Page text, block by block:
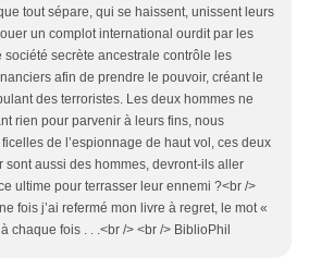
tout sépare, qui se haissent, unissent leurs
un complot international ourdit par les
société secrète ancestrale contrôle les
afin de prendre le pouvoir, créant le
des terroristes. Les deux hommes ne
rien pour parvenir à leurs fins, nous
de l’espionnage de haut vol, ces deux
sont aussi des hommes, devront-ils aller
ultime pour terrasser leur ennemi ?<br />
fois j’ai refermé mon livre à regret, le mot «
chaque fois . . .<br /> <br /> BiblioPhil